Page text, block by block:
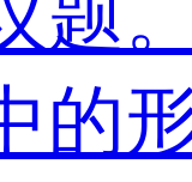
题
的